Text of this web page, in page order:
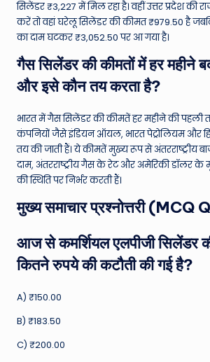
सिलेंडर ₹3,227 में मिल रहा है। वहीं उत्तर प्रदेश की
करें तो वहां घरेलू सिलेंडर की कीमत ₹979.50 है
का दाम घटकर ₹3,052.50 पर आ गया है।
गैस सिलेंडर की कीमतों में हर महीने
और इसे कौन तय करता है?
भारत में गैस सिलेंडर की कीमतें हर महीने की पहली
कंपनियों जैसे इंडियन ऑयल, भारत पेट्रोलियम और
तय की जाती हैं। ये कीमतें मुख्य रूप से अंतरराष्ट्रीय
दाम, अंतरराष्ट्रीय गैस के रेट और अमेरिकी डॉलर
की स्थिति पर निर्भर करती हैं।
मुख्य समाचार प्रश्नोत्तरी (MCQ
आज से कमर्शियल एलपीजी सिलेंडर
कितने रुपये की कटौती की गई है?
A) ₹150.00
B) ₹183.50
C) ₹200.00